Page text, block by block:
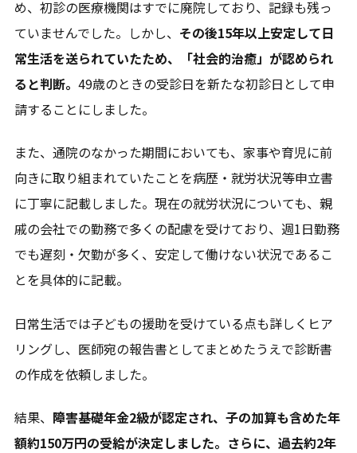
め、初診の医療機関はすでに廃院しており、記録も残っ
ていませんでした。しかし、 その後15年以上安定して日
常生活を送られていたため、「社会的治癒」が認められ
ると判断。 49歳のときの受診日を新たな初診日として申
請することにしました。
また、通院のなかった期間においても、家事や育児に前
向きに取り組まれていたことを病歴・就労状況等申立書
に丁寧に記載しました。現在の就労状況についても、親
戚の会社での勤務で多くの配慮を受けており、週1日勤務
でも遅刻・欠勤が多く、安定して働けない状況であるこ
とを具体的に記載。
日常生活では子どもの援助を受けている点も詳しくヒア
リングし、医師宛の報告書としてまとめたうえで診断書
の作成を依頼しました。
結果、 障害基礎年金2級が認定され、子の加算も含めた年
額約150万円の受給が決定しました。さらに、過去約2年
エリア一覧を見る